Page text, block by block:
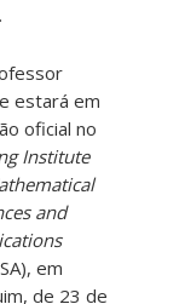
estará em
oficial no
Institute
and
em
de 23 de